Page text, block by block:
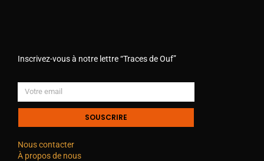
Inscrivez-vous à notre lettre “Traces de Ouf”
SOUSCRIRE
Nous contacter
À propos de nous